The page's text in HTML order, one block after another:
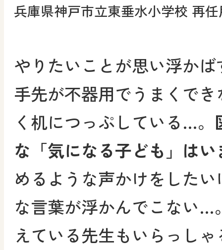
兵庫県神戸市立東垂水小学校 再
やりたいことが思い浮か
手先が不器用でうまくで
く机につっぷしている…。
な「気になる子ども」は
めるような声かけをした
な言葉が浮かんでこない…
えている先生もいらっし